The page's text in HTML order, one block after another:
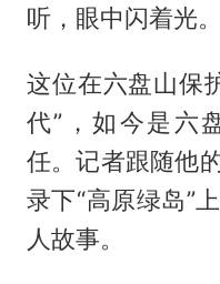
听，眼中闪着光。
这位在六盘山保
代”，如今是六
任。记者跟随他
录下“高原绿岛”
人故事。